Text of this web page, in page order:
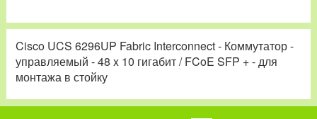
Cisco UCS 6296UP Fabric Interconnect - Коммутатор -
управляемый - 48 x 10 гигабит / FCoE SFP + - для
монтажа в стойку